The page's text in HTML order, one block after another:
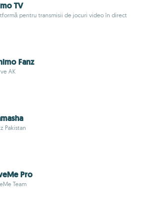
TV
pentru transmisii de jocuri video în direct
Fanz
AK
Pakistan
Pro
Team